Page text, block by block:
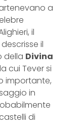
a
il
il
della Divina
cui Tever si
importante,
in
di